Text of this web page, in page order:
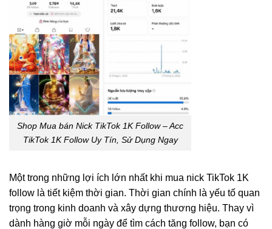
Shop Mua bán Nick TikTok 1K Follow – Acc
TikTok 1K Follow Uy Tín, Sử Dụng Ngay
Một trong những lợi ích lớn nhất khi mua nick TikTok 1K
follow là tiết kiệm thời gian. Thời gian chính là yếu tố quan
trọng trong kinh doanh và xây dựng thương hiệu. Thay vì
dành hàng giờ mỗi ngày để tìm cách tăng follow, bạn có